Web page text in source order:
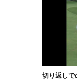
切り返しで